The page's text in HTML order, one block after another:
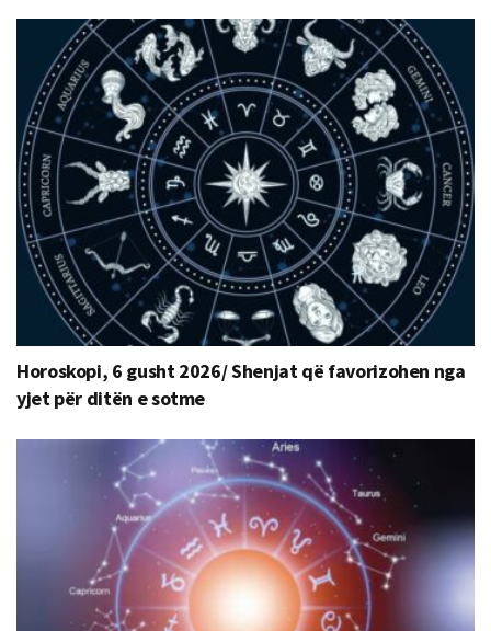
Horoskopi, 6 gusht 2026/ Shenjat që favorizohen nga
yjet për ditën e sotme